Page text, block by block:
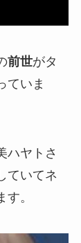
前世がタ
ていま
ハヤトさ
ていてネ
。